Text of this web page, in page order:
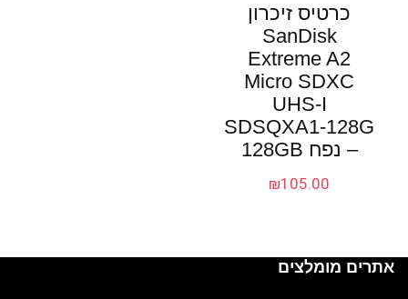
כרטיס זיכרון
SanDisk
Extreme A2
Micro SDXC
UHS-I
SDSQXA1-128G
– נפח 128GB
₪105.00
אתרים מומלצים